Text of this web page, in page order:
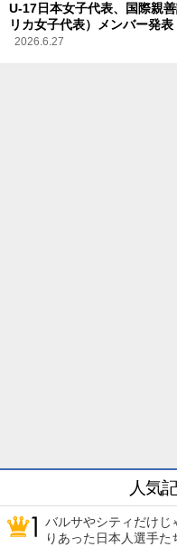
U-17日本女子代表、国際親
リカ女子代表）メンバー発表
2026.6.27
人気
バルサやシティだけ
りあった日本人選手